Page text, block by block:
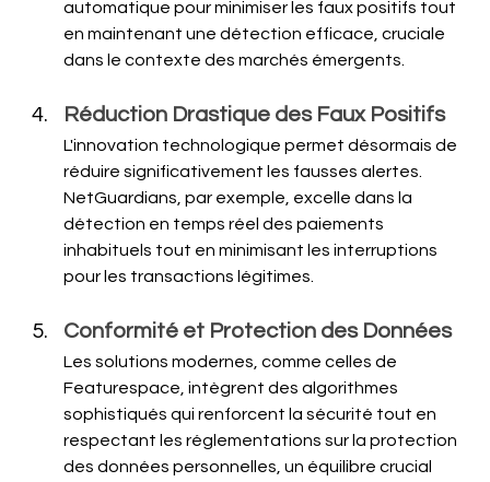
automatique pour minimiser les faux positifs tout
en maintenant une détection efficace, cruciale
dans le contexte des marchés émergents.
Réduction Drastique des Faux Positifs
L'innovation technologique permet désormais de
réduire significativement les fausses alertes.
NetGuardians, par exemple, excelle dans la
détection en temps réel des paiements
inhabituels tout en minimisant les interruptions
pour les transactions légitimes.
Conformité et Protection des Données
Les solutions modernes, comme celles de
Featurespace, intègrent des algorithmes
sophistiqués qui renforcent la sécurité tout en
respectant les réglementations sur la protection
des données personnelles, un équilibre crucial